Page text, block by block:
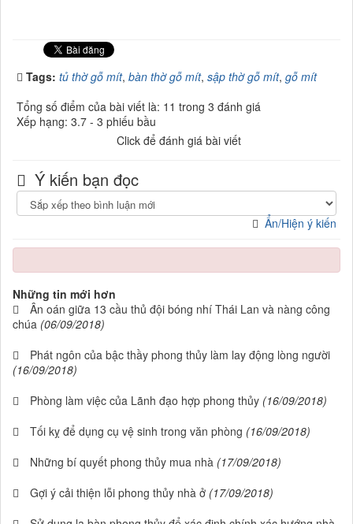
Tags: tủ thờ gỗ mít, bàn thờ gỗ mít, sập thờ gỗ mít, gỗ mít
Tổng số điểm của bài viết là: 11 trong 3 đánh giá
Xếp hạng: 3.7 - 3 phiếu bầu
Click để đánh giá bài viết
Ý kiến bạn đọc
Ẩn/Hiện ý kiến
Những tin mới hơn
Ân oán giữa 13 cầu thủ đội bóng nhí Thái Lan và nàng công
chúa (06/09/2018)
Phát ngôn của bậc thầy phong thủy làm lay động lòng người
(16/09/2018)
Phòng làm việc của Lãnh đạo hợp phong thủy (16/09/2018)
Tối kỵ để dụng cụ vệ sinh trong văn phòng (16/09/2018)
Những bí quyết phong thủy mua nhà (17/09/2018)
Gợi ý cải thiện lỗi phong thủy nhà ở (17/09/2018)